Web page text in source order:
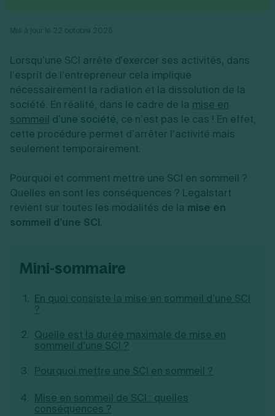
Transport
Autres
Ressources
Simulateur de choix de forme juridique
Calcul de charges sociales
Estimation du coût de création
Vérification de la disponibilité du nom d'entreprise
Générateur de mentions légales
Gérer son entreprise
Gestion comptable
Approbation des comptes
Dépôt de marque
Recherche d'antériorité
Protection des créations
Confidentialité de l'adresse du dirigeant
Radiation auto entrepreneur
Mise en sommeil
Dissolution-liquidation
Conseil/finance
Vente en ligne
Services aux entreprises
Construction/travaux
Restauration
Commerce
Transport
Autres
Logiciel de facturation
Logiciel de comptabilité
Gestion des achats
Par besoin
Je suis autonome
Je souhaite être accompagné
Découvrez notre cabinet d'expertise
comptable LS Compta
Fiches SCI
Fiches auto-entrepreneur
Fiches association
Toutes les fiches sur la création
Autres démarches
Gestion d’entreprise
Fermeture d’entreprise
Recouvrement de factures
Gérer ses salariés
Sélection de fiches pratiques
Création de micro-entreprise
Devenir auto entrepreneur
Création de SASU
Création de SARL
Création de SCI
Création d'association
Ouverture compte pro
Lorsqu’une SCI arrête d'exercer ses activités, dans
l’esprit de l’entrepreneur cela implique
nécessairement la radiation et la dissolution de la
société. En réalité, dans le cadre de la mise en
sommeil d’une société, ce n’est pas le cas ! En effet,
cette procédure permet d’arrêter l’activité mais
seulement temporairement.
Pourquoi et comment mettre une SCI en sommeil ?
Quelles en sont les conséquences ? Legalstart
revient sur toutes les modalités de la mise en
sommeil d’une SCI.
mini-sommaire
En quoi consiste la mise en sommeil d’une SCI
?
Quelle est la durée maximale de mise en
sommeil d’une SCI ?
Pourquoi mettre une SCI en sommeil ?
Mise en sommeil de SCI : quelles
conséquences ?